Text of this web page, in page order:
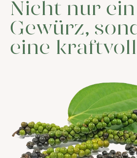
Nicht nur ein
Gewürz,
eine